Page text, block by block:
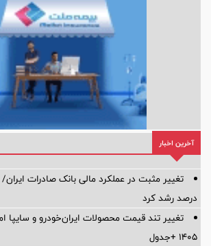
آخرین اخبار
درصد رشد کرد
۱۴۰۵ +جدول